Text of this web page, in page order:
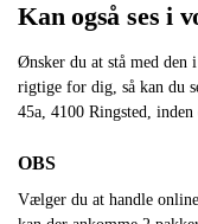
Kan også ses i
Ønsker du at stå med den
rigtige for dig, så kan du
45a, 4100 Ringsted,
OBS
Vælger du at handle